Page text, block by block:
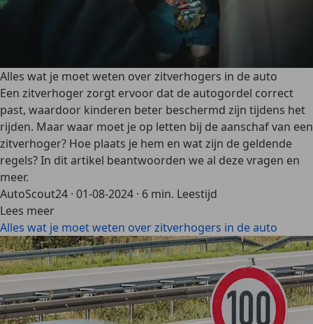
Alles wat je moet weten over zitverhogers in de auto
Een zitverhoger zorgt ervoor dat de autogordel correct
past, waardoor kinderen beter beschermd zijn tijdens het
rijden. Maar waar moet je op letten bij de aanschaf van een
zitverhoger? Hoe plaats je hem en wat zijn de geldende
regels? In dit artikel beantwoorden we al deze vragen en
meer.
AutoScout24 · 01-08-2024 · 6 min. Leestijd
Lees meer
Alles wat je moet weten over zitverhogers in de auto